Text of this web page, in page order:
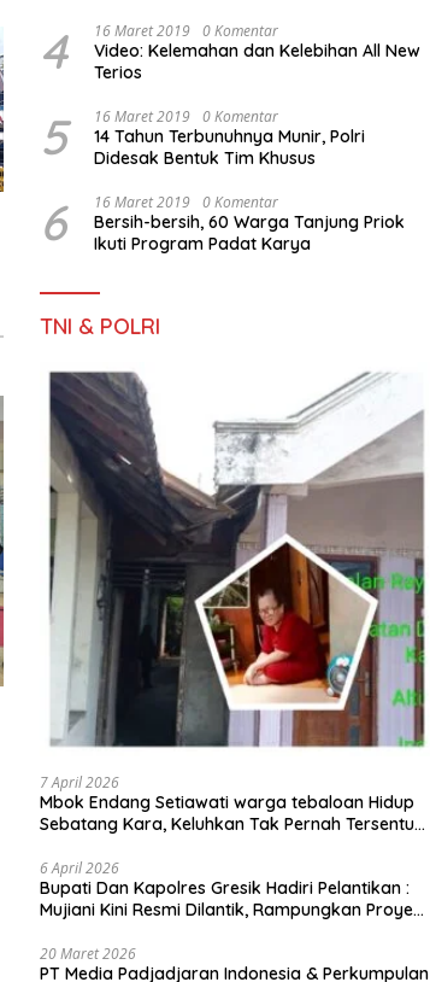
4 16 Maret 2019 0 Komentar
Video: Kelemahan dan Kelebihan All New
Terios
5 16 Maret 2019 0 Komentar
14 Tahun Terbunuhnya Munir, Polri
Didesak Bentuk Tim Khusus
6 16 Maret 2019 0 Komentar
Bersih-bersih, 60 Warga Tanjung Priok
Ikuti Program Padat Karya
TNI & POLRI
7 April 2026
Mbok Endang Setiawati warga tebaloan Hidup
Sebatang Kara, Keluhkan Tak Pernah Tersentuh
6 April 2026
​Bupati Dan Kapolres Gresik Hadiri Pelantikan :
Mujiani Kini Resmi Dilantik, Rampungkan Proyek
20 Maret 2026
PT Media Padjadjaran Indonesia & Perkumpulan